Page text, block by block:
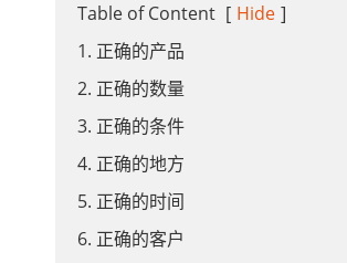
Table of Content [ Hide ]
1. 正确的产品
2. 正确的数量
3. 正确的条件
4. 正确的地方
5. 正确的时间
6. 正确的客户